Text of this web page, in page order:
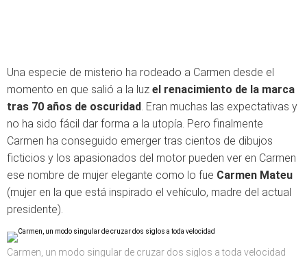
Una especie de misterio ha rodeado a Carmen desde el
momento en que salió a la luz el renacimiento de la marca
tras 70 años de oscuridad. Eran muchas las expectativas y
no ha sido fácil dar forma a la utopía. Pero finalmente
Carmen ha conseguido emerger tras cientos de dibujos
ficticios y los apasionados del motor pueden ver en Carmen
ese nombre de mujer elegante como lo fue Carmen Mateu
(mujer en la que está inspirado el vehículo, madre del actual
presidente).
Carmen, un modo singular de cruzar dos siglos a toda velocidad